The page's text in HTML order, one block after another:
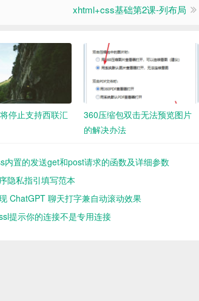
xhtml+css基础第2课-列布局
停止支持西联汇
360压缩包双击无法预览图片
的解决办法
内置的发送get和post请求的函数及详细参数
隐私指引填写范本
ChatGPT 聊天打字兼自动滚动效果
提示你的连接不是专用连接